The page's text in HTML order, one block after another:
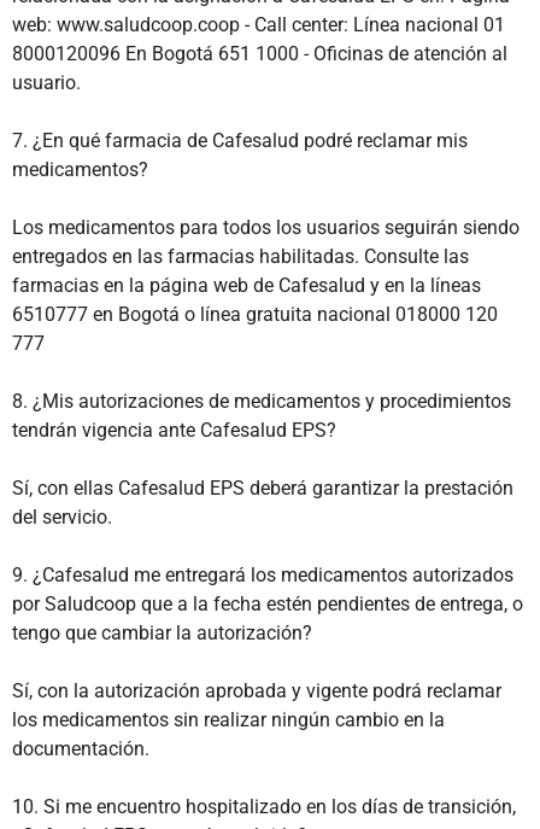
web: www.saludcoop.coop - Call center: Línea nacional 01
8000120096 En Bogotá 651 1000 - Oficinas de atención al
usuario.
7. ¿En qué farmacia de Cafesalud podré reclamar mis
medicamentos?
Los medicamentos para todos los usuarios seguirán siendo
entregados en las farmacias habilitadas. Consulte las
farmacias en la página web de Cafesalud y en la líneas
6510777 en Bogotá o línea gratuita nacional 018000 120
777
8. ¿Mis autorizaciones de medicamentos y procedimientos
tendrán vigencia ante Cafesalud EPS?
Sí, con ellas Cafesalud EPS deberá garantizar la prestación
del servicio.
9. ¿Cafesalud me entregará los medicamentos autorizados
por Saludcoop que a la fecha estén pendientes de entrega, o
tengo que cambiar la autorización?
Sí, con la autorización aprobada y vigente podrá reclamar
los medicamentos sin realizar ningún cambio en la
documentación.
10. Si me encuentro hospitalizado en los días de transición,